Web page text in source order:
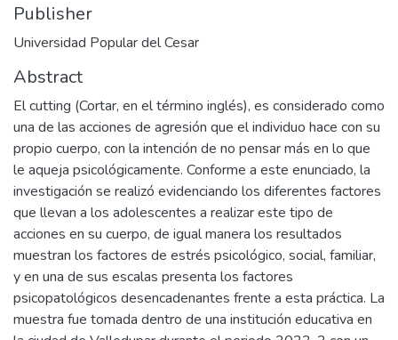
Publisher
Universidad Popular del Cesar
Abstract
El cutting (Cortar, en el término inglés), es considerado como
una de las acciones de agresión que el individuo hace con su
propio cuerpo, con la intención de no pensar más en lo que
le aqueja psicológicamente. Conforme a este enunciado, la
investigación se realizó evidenciando los diferentes factores
que llevan a los adolescentes a realizar este tipo de
acciones en su cuerpo, de igual manera los resultados
muestran los factores de estrés psicológico, social, familiar,
y en una de sus escalas presenta los factores
psicopatológicos desencadenantes frente a esta práctica. La
muestra fue tomada dentro de una institución educativa en